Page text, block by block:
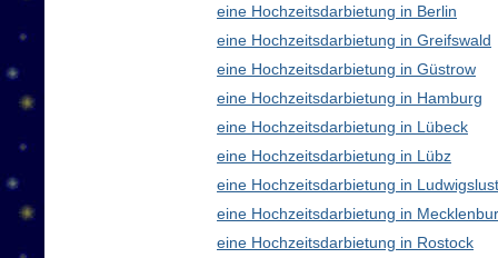
eine Hochzeitsdarbietung in Berlin
eine Hochzeitsdarbietung in Greifswald
eine Hochzeitsdarbietung in Güstrow
eine Hochzeitsdarbietung in Hamburg
eine Hochzeitsdarbietung in Lübeck
eine Hochzeitsdarbietung in Lübz
eine Hochzeitsdarbietung in Ludwigslust
eine Hochzeitsdarbietung in
eine Hochzeitsdarbietung in Rostock